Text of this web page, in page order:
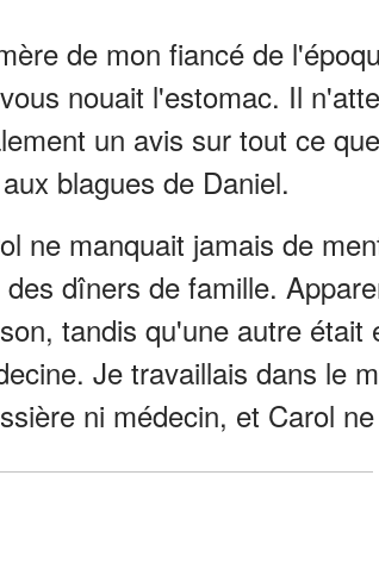
de mon fiancé de
nouait l'estomac. Il
un avis sur tout ce
blagues de Daniel.
ne manquait jamais de
des dîners de famille.
tandis qu'une autre
Je travaillais dans le
ni médecin, et Carol